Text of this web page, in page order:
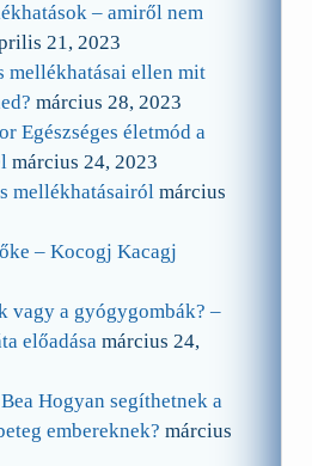
– amiről nem
21, 2023
mellékhatásai ellen mit
március 28, 2023
Egészséges életmód a
március 24, 2023
mellékhatásairól március
– Kocogj Kacagj
vagy a gyógygombák? –
előadása március 24,
Hogyan segíthetnek a
embereknek? március